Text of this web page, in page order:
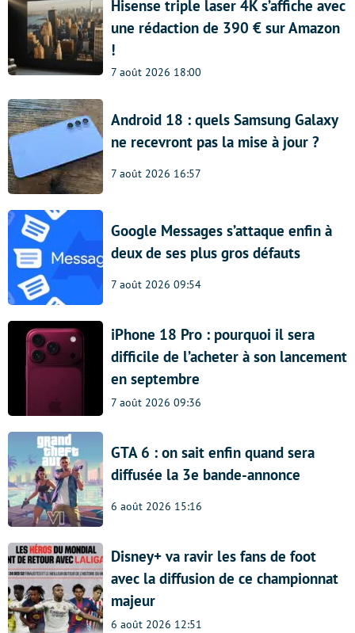
Hisense triple laser 4K s’affiche avec
une rédaction de 390 € sur Amazon
!
7 août 2026 18:00
Android 18 : quels Samsung Galaxy
ne recevront pas la mise à jour ?
7 août 2026 16:57
Google Messages s’attaque enfin à
deux de ses plus gros défauts
7 août 2026 09:54
iPhone 18 Pro : pourquoi il sera
difficile de l’acheter à son lancement
en septembre
7 août 2026 09:36
GTA 6 : on sait enfin quand sera
diffusée la 3e bande-annonce
6 août 2026 15:16
Disney+ va ravir les fans de foot
avec la diffusion de ce championnat
majeur
6 août 2026 12:51